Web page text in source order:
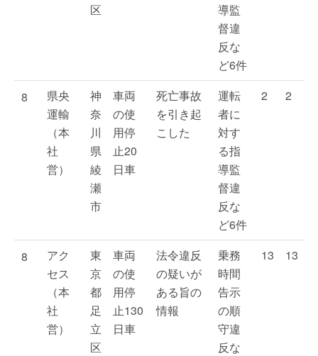
区
導監
督違
反な
ど6件
8
県央
運輸
（本
社
営）
神
奈
川
県
綾
瀬
市
車両
の使
用停
止20
日車
死亡事故
を引き起
こした
運転
者に
対す
る指
導監
督違
反な
ど6件
2 2
8
アク
セス
（本
社
営）
東
京
都
足
立
区
車両
の使
用停
止130
日車
法令違反
の疑いが
ある旨の
情報
乗務
時間
告示
の順
守違
反な
13 13